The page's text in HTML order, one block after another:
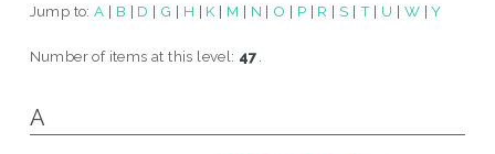
Jump to:A | B | D | G | H | K | M | N | O | P | R | S | T| U | W |Y
Number of items at this level: 47
A